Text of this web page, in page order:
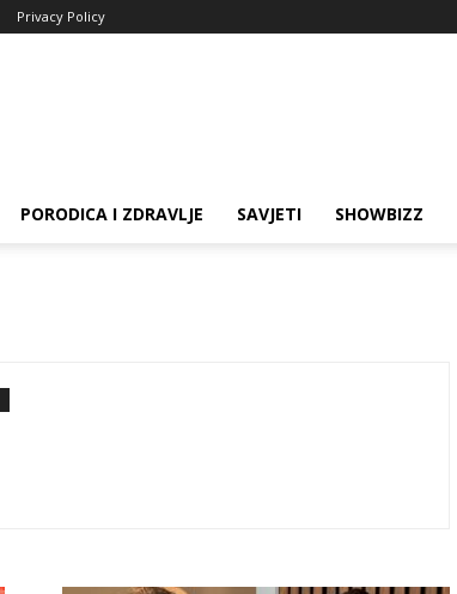
Privacy Policy
PORODICA I ZDRAVLJE SAVJETI SHOWBIZZ